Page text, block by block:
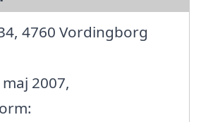
4760 Vordingborg
2007,